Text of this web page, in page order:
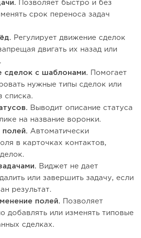
Позволяет быстро и без
срок переноса задач
Регулирует движение сделок
двигать их назад или
сделок с шаблонами.
Помогает
нужные типы сделок или
списка.
Выводит описание статуса
на название воронки.
полей. Автоматически
в карточках контактов,
Виджет не дает
или завершить задачу, если
результат.
полей.
Позволяет
добавлять или изменять типовые
сделках.